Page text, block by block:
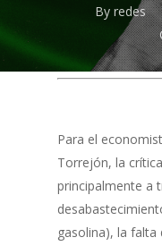
By redes
Para el
Torrejón, la
principalmente a
gasolina), la falta